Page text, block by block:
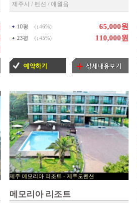
제주시 / 펜션 / 애월읍
10평 (↓ 46%) 65,000원
23평 (↓ 45%) 110,000원
제주 메모리아 리조트 - 제주도펜션
메모리아 리조트